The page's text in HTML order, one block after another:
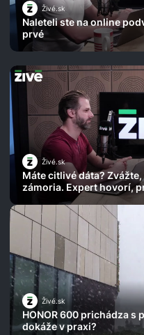
Živé.sk
Naleteli ste na online
prvé
Živé.sk
Máte citlivé dáta?
zámoria. Expert hovorí,
Živé.sk
HONOR 600 prichádza s
dokáže v praxi?